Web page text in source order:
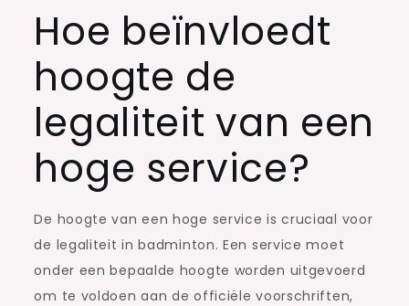
Hoe beïnvloedt
hoogte de
legaliteit van een
hoge service?
De hoogte van een hoge service is cruciaal voor
de legaliteit in badminton. Een service moet
onder een bepaalde hoogte worden uitgevoerd
om te voldoen aan de officiële voorschriften,